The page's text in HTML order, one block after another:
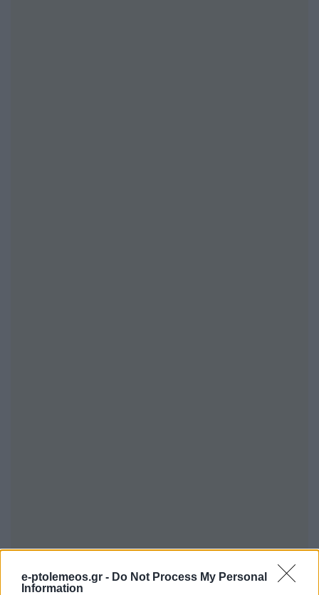
e-ptolemeos.gr - Do Not Process My Personal
Information